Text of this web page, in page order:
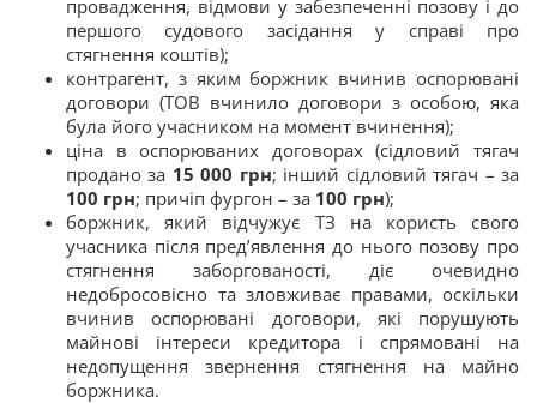
провадження, відмови у забезпеченні позову і до
першого судового засідання у справі про
стягнення коштів);
контрагент, з яким боржник вчинив оспорювані
договори (ТОВ вчинило договори з особою, яка
була його учасником на момент вчинення);
ціна в оспорюваних договорах (сідловий тягач
продано за 15 000 грн; інший сідловий тягач – за
100 грн; причіп фургон – за 100 грн);
боржник, який відчужує ТЗ на користь свого
учасника після пред’явлення до нього позову про
стягнення заборгованості, діє очевидно
недобросовісно та зловживає правами, оскільки
вчинив оспорювані договори, які порушують
майнові інтереси кредитора і спрямовані на
недопущення звернення стягнення на майно
боржника.